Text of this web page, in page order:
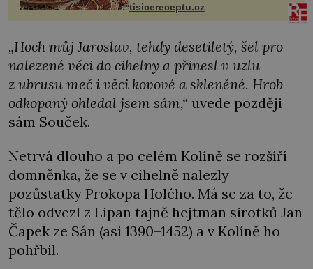
tisicereceptu.cz
„Hoch můj Jaroslav, tehdy desetiletý, šel pro
nalezené věci do cihelny a přinesl v uzlu
z ubrusu meč i věci kovové a skleněné. Hrob
odkopaný ohledal jsem sám,“ uvede později
sám Souček.
Netrvá dlouho a po celém Kolíně se rozšíří
domněnka, že se v cihelně nalezly
pozůstatky Prokopa Holého. Má se za to, že
tělo odvezl z Lipan tajně hejtman sirotků Jan
Čapek ze Sán (asi 1390–1452) a v Kolíně ho
pohřbil.